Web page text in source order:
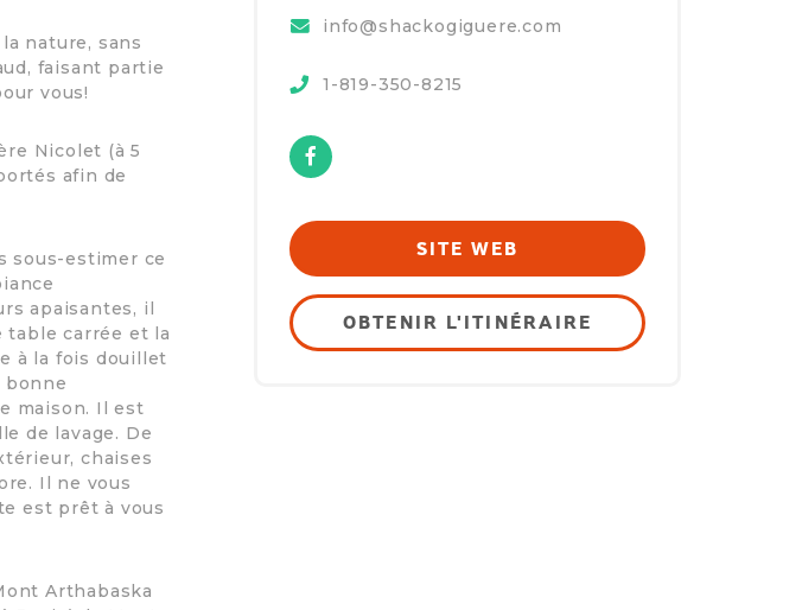
info@shackogiguere.com
1-819-350-8215
SITE WEB
OBTENIR L'ITINÉRAIRE
nature, sans
faisant partie
vous!
Nicolet (à 5
afin de
sous-estimer ce
apaisantes, il
table carrée et la
à la fois douillet
bonne
maison. Il est
de lavage. De
chaises
Il ne vous
est prêt à vous
Arthabaska